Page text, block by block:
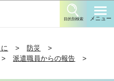
目的別検索 メニュー
防災
派遣職員からの報告